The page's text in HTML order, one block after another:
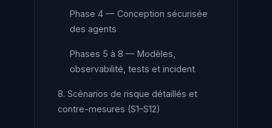
Phase 4 — Conception sécurisée
des agents
Phases 5 à 8 — Modèles,
observabilité, tests et incident
8. Scénarios de risque détaillés et
contre-mesures (S1–S12)